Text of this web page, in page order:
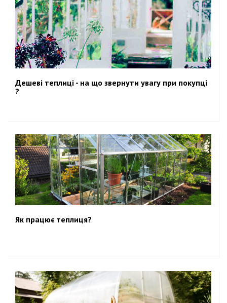
Дешеві теплиці - на що звернути увагу при покупці
?
Як працює теплиця?